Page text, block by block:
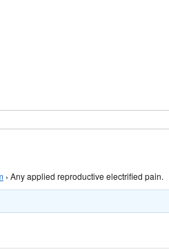
› Any applied reproductive electrified pain.